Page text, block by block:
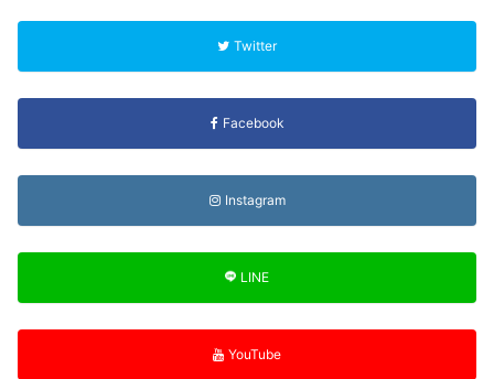
Twitter
Facebook
Instagram
LINE
YouTube